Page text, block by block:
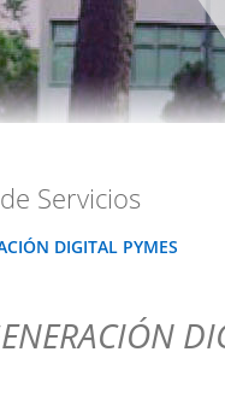
Servicios
DIGITAL PYMES